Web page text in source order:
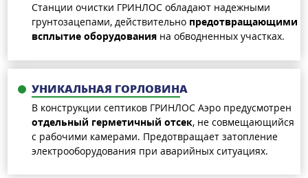
Станции очистки ГРИНЛОС обладают надежными
грунтозацепами, действительно предотвращающими
всплытие оборудования на обводненных участках.
УНИКАЛЬНАЯ ГОРЛОВИНА
В конструкции септиков ГРИНЛОС Аэро предусмотрен
отдельный герметичный отсек, не совмещающийся
с рабочими камерами. Предотвращает затопление
электрооборудования при аварийных ситуациях.